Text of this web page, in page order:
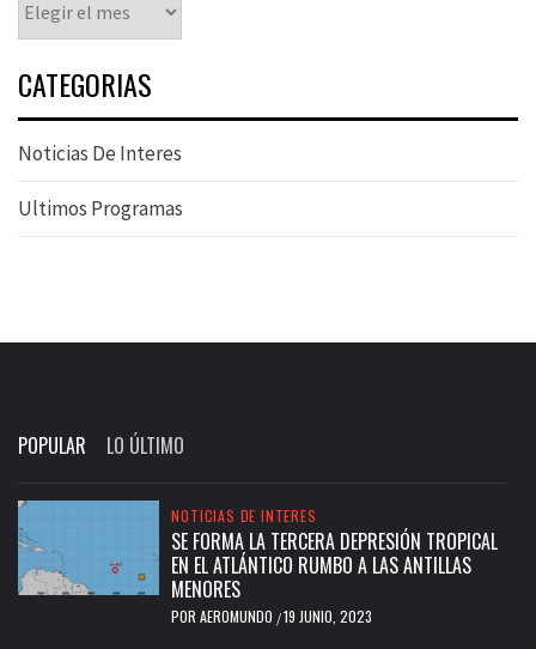
CATEGORIAS
Noticias De Interes
Ultimos Programas
POPULAR LO ÚLTIMO
NOTICIAS DE INTERES
SE FORMA LA TERCERA DEPRESIÓN TROPICAL
EN EL ATLÁNTICO RUMBO A LAS ANTILLAS
MENORES
POR AEROMUNDO /19 JUNIO, 2023